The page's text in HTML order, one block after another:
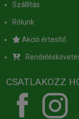
Szállítás
Rólunk
Akció értesítő
CSATLAKOZZ